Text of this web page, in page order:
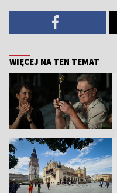
WIĘCEJ NA TEN TEMAT